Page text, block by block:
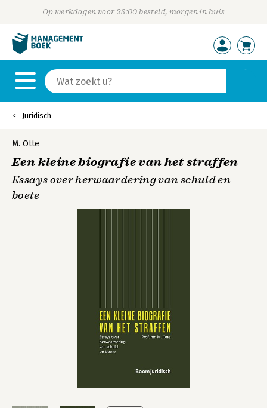
Op werkdagen voor 23:00 besteld, morgen in huis
Juridisch
M. Otte
Een kleine biografie van het straffen
Essays over herwaardering van schuld en
boete